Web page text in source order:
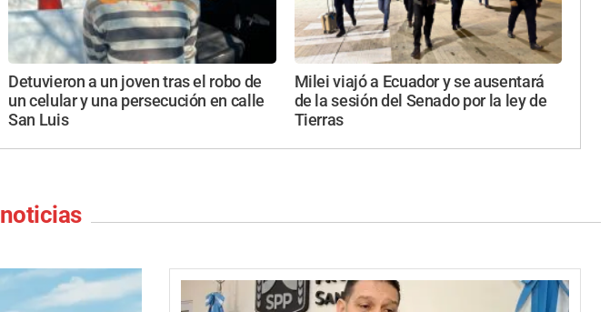
Detuvieron a un joven tras el robo de
un celular y una persecución en calle
San Luis
Milei viajó a Ecuador y se ausentará
de la sesión del Senado por la ley de
Tierras
noticias